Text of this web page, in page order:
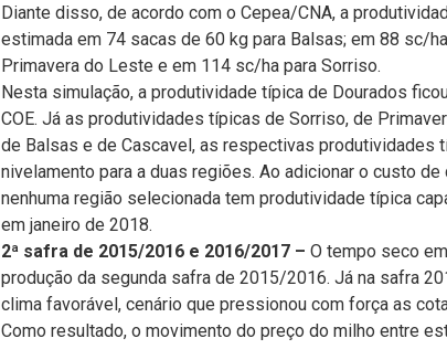
Diante disso, de acordo com o Cepea/CNA, a
estimada em 74 sacas de 60 kg para Balsas; em 88 sc/
Primavera do Leste e em 114 sc/ha para Sorriso.
Nesta simulação, a produtividade típica de Dourados
COE. Já as produtividades típicas de Sorriso, de
de Balsas e de Cascavel, as respectivas
nivelamento para a duas regiões. Ao adicionar o custo
nenhuma região selecionada tem produtividade típica
em janeiro de 2018.
2ª safra de 2015/2016 e 2016/2017 – O tempo seco
produção da segunda safra de 2015/2016. Já na safra
clima favorável, cenário que pressionou com força as
Como resultado, o movimento do preço do milho entre